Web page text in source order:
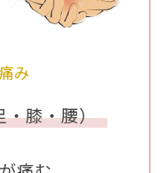
み
・膝・腰）